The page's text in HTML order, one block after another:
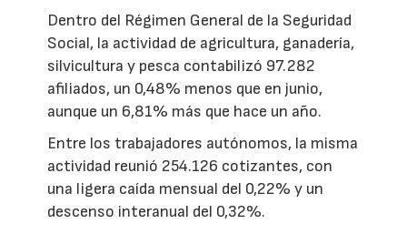
Dentro del Régimen General de la Seguridad
Social, la actividad de agricultura, ganadería,
silvicultura y pesca contabilizó 97.282
afiliados, un 0,48% menos que en junio,
aunque un 6,81% más que hace un año.
Entre los trabajadores autónomos, la misma
actividad reunió 254.126 cotizantes, con
una ligera caída mensual del 0,22% y un
descenso interanual del 0,32%.